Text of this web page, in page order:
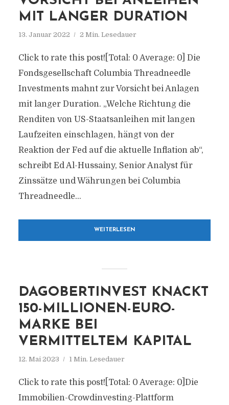
MIT LANGER DURATION
13. Januar 2022 2 Min. Lesedauer
Click to rate this post![Total: 0 Average: 0] Die
Fondsgesellschaft Columbia Threadneedle
Investments mahnt zur Vorsicht bei Anlagen
mit langer Duration. „Welche Richtung die
Renditen von US-Staatsanleihen mit langen
Laufzeiten einschlagen, hängt von der
Reaktion der Fed auf die aktuelle Inflation ab“,
schreibt Ed Al-Hussainy, Senior Analyst für
Zinssätze und Währungen bei Columbia
Threadneedle...
WEITERLESEN
DAGOBERTINVEST KNACKT
150-MILLIONEN-EURO-
MARKE BEI
VERMITTELTEM KAPITAL
12. Mai 2023 1 Min. Lesedauer
Click to rate this post![Total: 0 Average: 0]Die
Immobilien-Crowdinvesting-Plattform